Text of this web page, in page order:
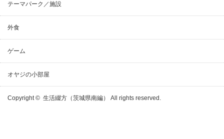
テーマパーク／施設
外食
ゲーム
オヤジの小部屋
Copyright © 生活綴方（茨城県南編） All rights reserved.